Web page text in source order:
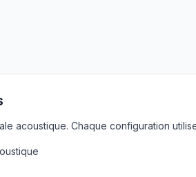
acoustique. Chaque configuration